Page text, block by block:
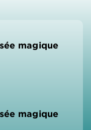
magique
magique